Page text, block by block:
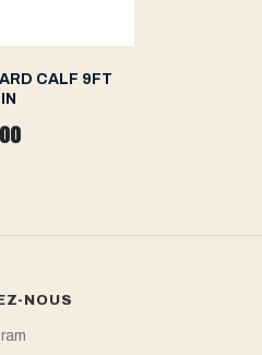
CALF 9FT
NOUS